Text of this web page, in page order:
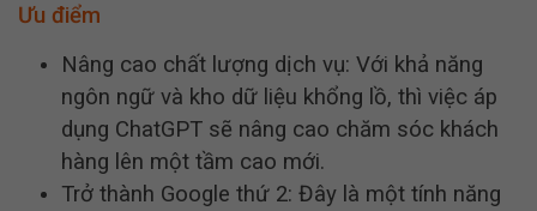
Ưu điểm
Nâng cao chất lượng dịch vụ: Với khả năng
ngôn ngữ và kho dữ liệu khổng lồ, thì việc áp
dụng ChatGPT sẽ nâng cao chăm sóc khách
hàng lên một tầm cao mới.
Trở thành Google thứ 2: Đây là một tính năng